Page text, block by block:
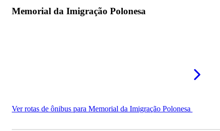
Memorial da Imigração Polonesa
Ver rotas de ônibus para Memorial da Imigração Polonesa